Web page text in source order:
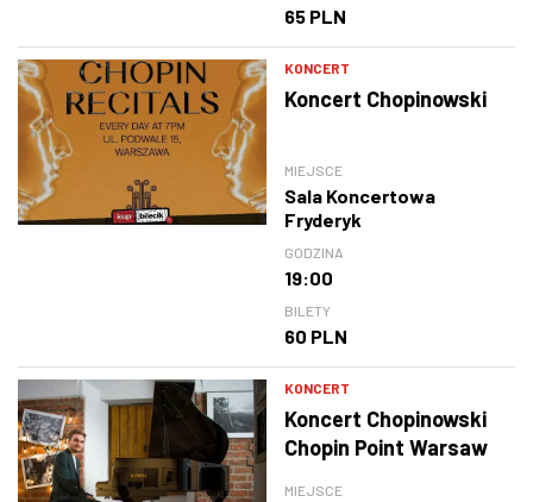
65 PLN
KONCERT
Koncert Chopinowski
MIEJSCE
Sala Koncertowa
Fryderyk
GODZINA
19:00
BILETY
60 PLN
KONCERT
Koncert Chopinowski
Chopin Point Warsaw
MIEJSCE